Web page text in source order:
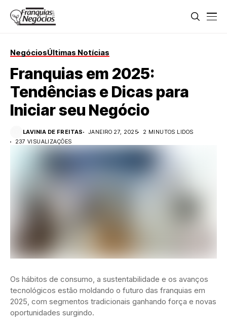
NegóciosÚltimas Notícias
Franquias em 2025:
Tendências e Dicas para
Iniciar seu Negócio
LAVINIA DE FREITAS JANEIRO 27, 2025
2 MINUTOS LIDOS
237 VISUALIZAÇÕES
Os hábitos de consumo, a sustentabilidade e os avanços
tecnológicos estão moldando o futuro das franquias em
2025, com segmentos tradicionais ganhando força e novas
oportunidades surgindo.